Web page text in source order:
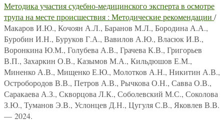
Методика участия судебно-медицинского эксперта в осмотре
трупа на месте происшествия : Методические рекомендации /
Макаров И.Ю., Кочоян А.Л., Баранов М.Л., Бородина А.А.,
Буробин И.Н., Буруков Г.А., Вавилов А.Ю., Власюк И.В.,
Воронкина Ю.М., Голубева А.В., Грачева К.В., Григорьев
В.П., Захаркин О.В., Казымов М.А., Кильдюшов Е.М.,
Миненко А.В., Мищенко Е.Ю., Молотков А.Н., Никитин А.В.,
Остробородов В.В., Петров А.В., Рычкова О.Н., Савва О.В.,
Саракаева А.З., Скворцова Л.К., Соболевский М.С., Соколова
З.Ю., Туманов Э.В., Услонцев Д.Н., Цугуля С.В., Яковлев В.В.
— 2024.